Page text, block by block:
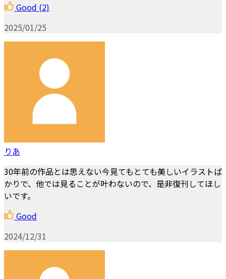
Good (2)
2025/01/25
りあ
30年前の作品とは思えない今見てもとても美しいイラストば
かりで、他では見ることが叶わないので、是非復刊してほし
いです。
Good
2024/12/31